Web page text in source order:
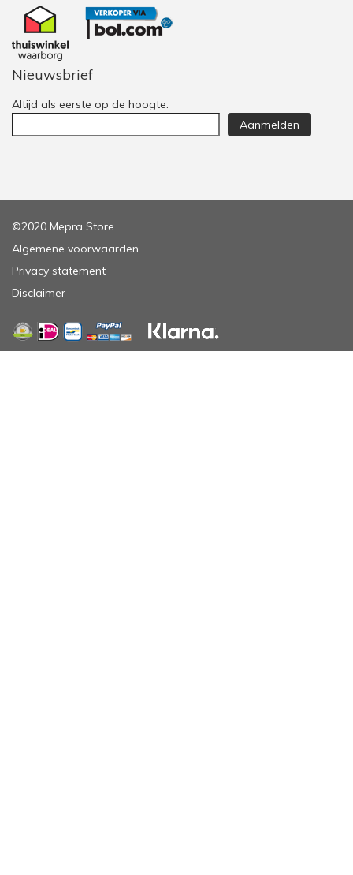
Nieuwsbrief
Altijd als eerste op de hoogte.
Aanmelden
©2020 Mepra Store
Algemene voorwaarden
Privacy statement
Disclaimer